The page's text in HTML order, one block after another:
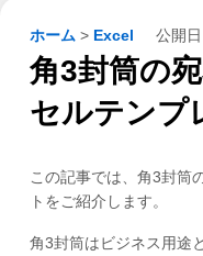
ホーム > Excel 公開日
角3封筒の
セルテンプ
この記事では、角3封筒
トをご紹介します。
角3封筒はビジネス用途